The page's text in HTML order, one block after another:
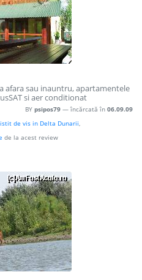
afara sau inauntru, apartamentele
si aer conditionat
BY psipos79 — încărcată în 06.09.09
de vis in Delta Dunarii,
de la acest review